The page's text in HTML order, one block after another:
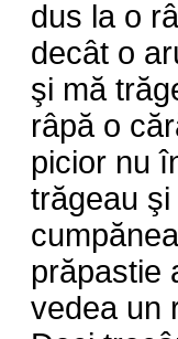
dus la o
decât o
şi mă
râpă o
picior nu
trăgeau
prăpastie
vedea un